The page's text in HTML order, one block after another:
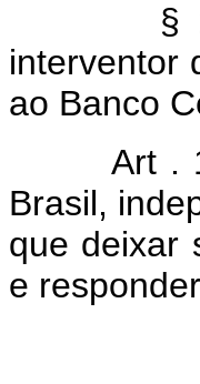
§ 2º O
interventor
ao Banco
Art .
Brasil,
que deixar
e